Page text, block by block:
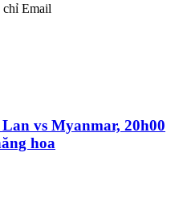
Email
vs Myanmar, 20h00
hoa